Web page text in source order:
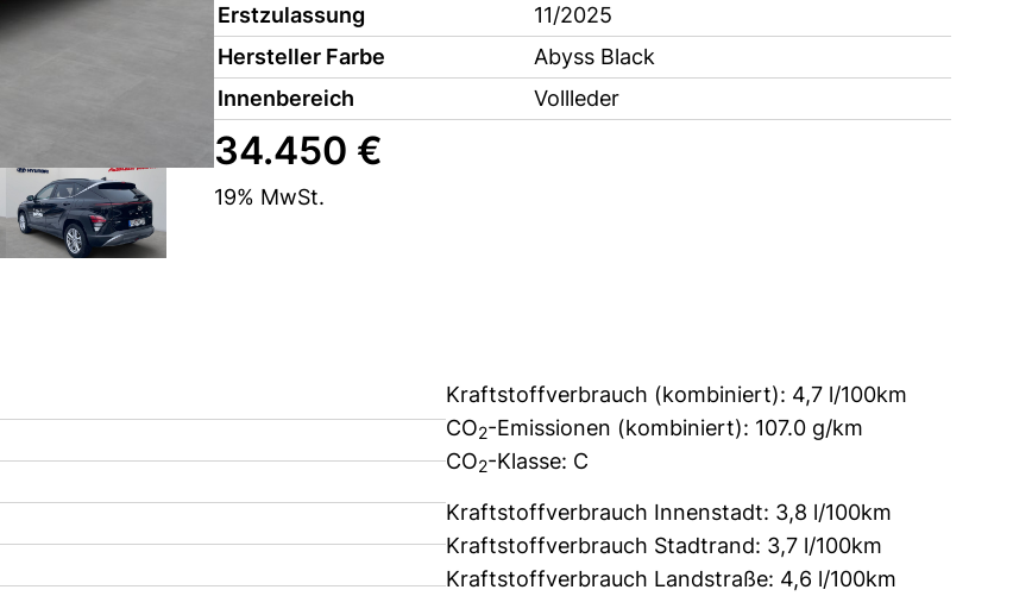
Erstzulassung
11/2025
Hersteller Farbe
Abyss Black
Innenbereich
Vollleder
34.450 €
19% MwSt.
Kraftstoffverbrauch (kombiniert): 4,7 l/100km
CO2-Emissionen (kombiniert): 107.0 g/km
CO2-Klasse: C
Kraftstoffverbrauch Innenstadt: 3,8 l/100km
Kraftstoffverbrauch Stadtrand: 3,7 l/100km
Kraftstoffverbrauch Landstraße: 4,6 l/100km